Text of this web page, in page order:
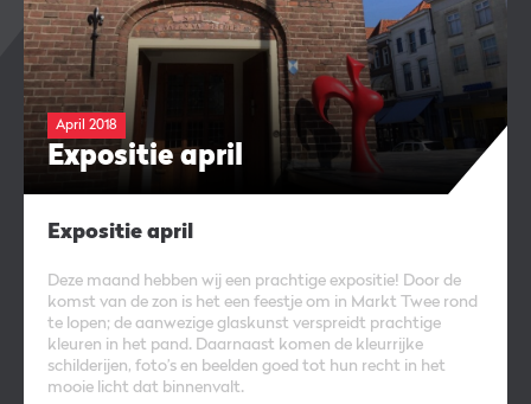
April 2018
Expositie april
Expositie april
Deze maand hebben wij een prachtige expositie! Door de
komst van de zon is het een feestje om in Markt Twee rond
te lopen; de aanwezige glaskunst verspreidt prachtige
kleuren in het pand. Daarnaast komen de kleurrijke
schilderijen, foto’s en beelden goed tot hun recht in het
mooie licht dat binnenvalt.